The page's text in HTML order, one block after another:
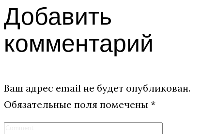
Добавить
комментарий
Ваш адрес email не будет опубликован.
Обязательные поля помечены *